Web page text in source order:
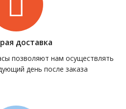
доставка
позволяют нам осуществлять
день после заказа